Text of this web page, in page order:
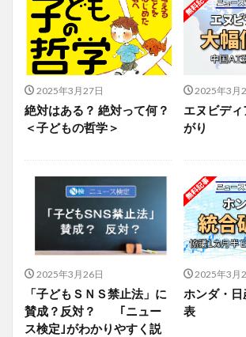
2025年3月27日
絶対はある？ 絶対って何？
＜子どもの哲学＞
2025年3月
エヌビデ
がり
2025年3月26日
「子どもＳＮＳ禁止法」に
賛成？反対？ ｢ニュー
ス検定｣がわかりやすく説
2025年3月
ホンダ・
表